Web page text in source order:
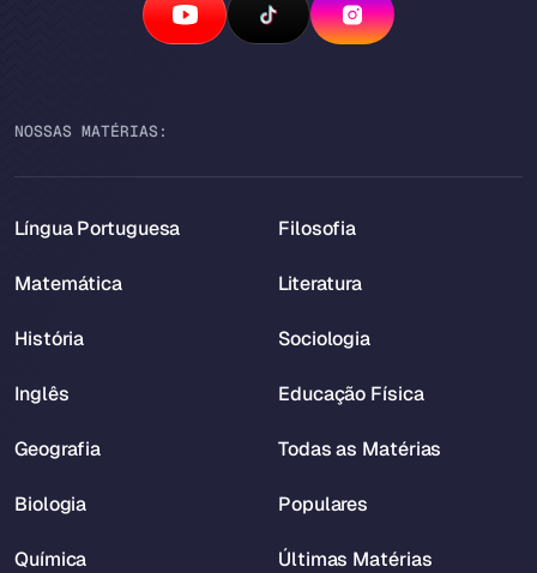
NOSSAS MATÉRIAS:
Língua Portuguesa
Matemática
História
Inglês
Geografia
Biologia
Química
Filosofia
Literatura
Sociologia
Educação Física
Todas as Matérias
Populares
Últimas Matérias